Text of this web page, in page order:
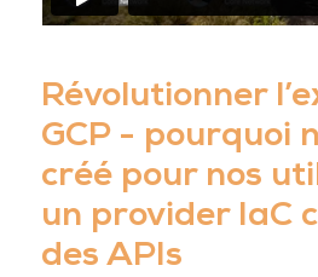
Révolutionner
GCP - pourquoi
créé pour nos
un provider IaC
des APIs